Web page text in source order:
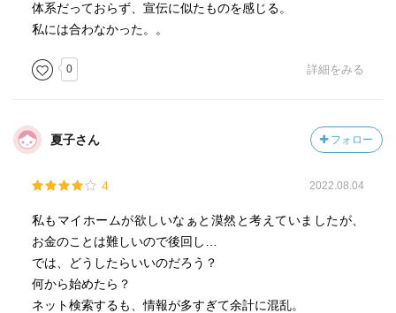
p85
ん。なぜ家がほしいのか、どんな暮らしがしたいのか、自
を得るまでは、判断基準がブレて営業マンの勧めるがまま
になってしまう可能性が高いからです。
住宅ローンを組むときは、借り入れの条件としてほとんど
の場合、「団体信用生命保険」に加入します。団体信用生
命保険（団信）は、契約者に万一のことがあったときに、
保険会社が金融機関にローンの残額を支払ってくれるも
の。つまり、言葉を変えれば「団信＝死亡保障がついてい
体系だっておらず、宣伝に似たものを感じる。
私には合わなかった。。
0 詳細をみる
夏子さん フォロー
4 2022.08.04
私もマイホームが欲しいなぁと漠然と考えていましたが、
お金のことは難しいので後回し…
では、どうしたらいいのだろう？
何から始めたら？
ネット検索するも、情報が多すぎて余計に混乱。